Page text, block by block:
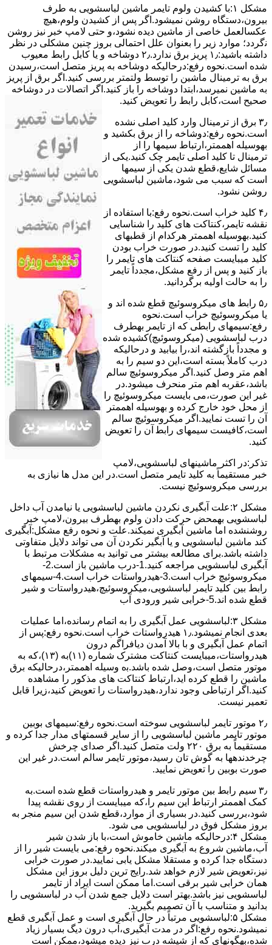
مشکل ۱:ﺑﺎ ﮐﺸﯿﺪن وﻟﻮم ﺗﺎﯾﻤﺮ ماشین لباسشویی به طرف
ﺑﯿﺮون،دستگاه روﺷﻦ نمیشود.اﮔﺮ ﭘﺲ از ﮐﺸﯿﺪن وﻟﻮم،ﻫﯿﭻ
عکسالعمل ﺧﺎﺻﯽ از ﻣﺎﺷﯿﻦ دﯾﺪه نشود،و حتی ﻻﻣﭗ ﺧﺒﺮ ﻧﯿﺰ روﺷﻦ
ﻧگردد؛ موارد زیر را بعنوان ﻋﻠﻞ احتمالی بروز چنین مشکلی در نظر
داشته باشید:۱٫ ﭘﺮﯾﺰ ﺑﺮق ﻧﺪارد.۲٫ دوﺷﺎﺧﻪ و ﯾﺎ ﮐﺎﺑﻞ راﺑﻂ ﻣﻌﯿﻮب
ﺷﺪه است.نحوه رفع:درحالیکه دوﺷﺎﺧﻪ ﺑﻪ ﭘﺮﯾﺰ ﻣﺘﺼﻞ اﺳﺖ،رﺳﯿﺪن
ﺑﺮق ﺑﻪ ﺗﺮﻣﯿﻨﺎل ﻣﺎﺷﯿﻦ را ﺗﻮﺳﻂ ولتمتر بررسی ﮐﻨﯿﺪ.اﮔﺮ ﺑﺮق از ﭘﺮﯾﺰ
ﺑﻪ ﻣﺎﺷﯿﻦ نمیرسد،اﺑﺘﺪا دوشاخه را باز کنید.اﮔﺮ اﺗﺼﺎﻻت در دوشاخه
ﺻﺤﯿﺢ اﺳﺖ،ﮐﺎﺑﻞ راﺑﻂ را ﺗﻌﻮﯾﺾ کنید.
۳٫ ﺑﺮق از ﺗﺮﻣﯿﻨﺎل وارد ﮐﻠﯿﺪ اﺻﻠﯽ ﻧﺸﺪه
است.نحوه رﻓﻊ:دوشاخه را از ﺑﺮق بکشید و
بهوسیله اهممتر،ارﺗﺒﺎط سیمها را از
ﺗﺮﻣﯿﻨﺎل ﺗﺎ ﮐﻠﯿﺪ اﺻﻠﯽ ﺗﺎﯾﻤﺮ چک کنید.یکی از
مسائل شایع،ﻗﻄﻊ شدن ﯾﮑﯽ از سیمها
است که سبب می شود،ﻣﺎﺷﯿﻦ لباسشویی
روﺷﻦ نشود.
۴٫ ﮐﻠﯿﺪ ﺧﺮاب اﺳﺖ.نحوه رفع:ﺑﺎ اﺳﺘﻔﺎده از
ﻧﻘﺸﻪ ﺗﺎﯾﻤﺮ،ﮐﻨﺘﺎﮐﺖ ﻫﺎی ﮐﻠﯿﺪ را ﺷﻨﺎﺳﺎﯾﯽ
کنید.بهوسیله اهممتر هرکدام از قطبهای
ﮐﻠﯿﺪ را ﺗﺴﺖ ﮐﻨﯿﺪ.در ﺻﻮرت ﺧﺮاب ﺑﻮدن
ﮐﻠﯿﺪ میبایست ﺻﻔﺤﻪ ﮐﻨﺘﺎﮐﺖ ﻫﺎی ﺗﺎﯾﻤﺮ را
باز کنید و ﭘﺲ از رﻓﻊ مشکل،مجدداً ﺗﺎﯾﻤﺮ
را به حالت اوﻟﯿﻪ برگردانید.
۵٫ رابط های ﻣﯿﮑﺮوﺳﻮﺋﯿﭻ ﻗﻄﻊ شده اند و
ﯾﺎ ﻣﯿﮑﺮوﺳﻮﺋﯿﭻ ﺧﺮاب اﺳﺖ.نحوه
رفع:سیمهای راﺑﻄﯽ ﮐﻪ از ﺗﺎﯾﻤﺮ بهطرف
درب لباسشویی (ﻣﯿﮑﺮوﺳﻮﺋﯿﭻ)کشیده شده
و مجدداً بازگشته اند،را ﺑﯿﺎﺑﯿﺪ و درحالیکه
درب کاملاً ﺑﺴﺘﻪ اﺳﺖ،اﯾﻦ دو ﺳﯿﻢ را ﺑﻪ
اﻫﻢ ﻣﺘﺮ وصل کنید.اﮔﺮ ﻣﯿﮑﺮوﺳﻮﺋﯿﭻ ﺳﺎﻟﻢ
ﺑﺎﺷﺪ،ﻋﻘﺮﺑﻪ اهم متر ﻣﻨﺤﺮف میشود.در
ﻏﯿﺮ اﯾﻦ ﺻﻮرت،می بایست ﻣﯿﮑﺮوﺳﻮﺋﯿﭻ را
از ﻣﺤﻞ خود ﺧﺎرج کرده و بهوسیله اهممتر
آن را ﺗﺴﺖ ﻧﻤﺎﯾﯿﺪ.اﮔﺮ ﻣﯿﮑﺮوﺳﻮﺋﯿﭻ ﺳﺎﻟﻢ
اﺳﺖ،ﮐﺎﻓﯿﺴﺖ سیمهای راﺑﻄ آن را ﺗﻌﻮﯾﺾ
کنید.
ﺗﺬﮐﺮ:در اﮐﺜﺮ ماشینهای لباسشویی،ﻻﻣﭗ
ﺧﺒﺮ مستقیماً ﺑﻪ ﮐﻠﯿﺪ ﺗﺎﯾﻤﺮ ﻣﺘﺼﻞ اﺳﺖ.در اﯾﻦ مدل ها ﻧﯿﺎزی ﺑﻪ
بررسی ﻣﯿﮑﺮوﺳﻮﺋﯿﭻ نیست.
مشکل ۲:علت آبگیری نکردن ماشین لباسشویی یا نیامدن آب داخل
لباسشویی بهمحض ﺣﺮﮐﺖ دادن وﻟﻮم بهطرف ﺑﯿﺮون،ﻻﻣﭗ ﺧﺒﺮ
روشنشده اﻣﺎ ﻣﺎﺷﯿﻦ آﺑﮕﯿﺮی نمیکند.ﻋﻠﺖ و نحوه رﻓﻊ مشکل:آبگیری
کند ماشین لباسشویی و یا آبگیر نکردن آن می تواند دلایل متفاوتی
داشته باشد.برای مطالعه بیشتر می توانید به مشکلات مرتبط با
آبگیری لباسشویی مراجعه کنید.1-درب ﻣﺎﺷﯿﻦ ﺑﺎز اﺳﺖ.2-
ﻣﯿﮑﺮوﺳﻮﺋﯿﭻ ﺧﺮاب اﺳﺖ.3-ﻫﯿﺪرواﺳﺘﺎت ﺧﺮاب اﺳﺖ.4-سیمهای
راﺑﻂ ﺑﯿﻦ ﮐﻠﯿﺪ ﺗﺎﯾﻤﺮ لباسشویی،ﻣﯿﮑﺮوﺳﻮﺋﯿﭻ،ﻫﯿﺪرواﺳﺘﺎت و ﺷﯿﺮ
ﻗﻄﻊ ﺷﺪه اند.5-خرابی شیر ورودی آب
مشکل ۳:لباسشویی ﻋﻤﻞ آﺑﮕﯿﺮی را ﺑﻪ اﺗﻤﺎم رﺳﺎﻧﺪه،اﻣﺎ ﻋﻤﻠﯿﺎت
ﺑﻌﺪی اﻧﺠﺎم نمیشود.۱٫ ﻫﯿﺪرواﺳﺘﺎت ﺧﺮاب اﺳﺖ.نحوه رﻓﻊ:ﭘﺲ از
اﺗﻤﺎم عمل آﺑﮕﯿﺮی و ﺑﺎ ﺑﺎﻻ آﻣﺪن دﯾﺎﻓﺮاﮔﻢ درون
ﻫﯿﺪرواﺳﺘﺎت،میبایست ﮐﻨﺘﺎﮐﺖ ﻣﺸﺘﺮک شماره (۱۱)به (۱۳)،ﮐﻪ ﺑﻪ
ﻣﻮﺗﻮر ﻣﺘﺼﻞ اﺳﺖ،وﺻﻞ ﺷﺪه ﺑﺎﺷﺪ.ﺑه وسیله اهممتر،درحالیکه ﺑﺮق
ﻣﺎﺷﯿﻦ را ﻗﻄﻊ کرده اید،ارﺗﺒﺎط ﮐﻨﺘﺎﮐﺖ ﻫﺎی ﻣﺬﮐﻮر را ﻣﺸﺎﻫﺪه
کنید.اﮔﺮ ارﺗﺒﺎطی وجود ندارد،ﻫﯿﺪرواﺳﺘﺎت را ﺗﻌﻮﯾﺾ ﮐﻨﯿﺪ،زﯾﺮا قابل
ﺗﻌﻤﯿﺮ نیست.
۲٫ ﻣﻮﺗﻮر ﺗﺎﯾﻤﺮ لباسشویی ﺳﻮﺧﺘﻪ اﺳﺖ.نحوه رﻓﻊ:سیمهای ﺑﻮﺑﯿﻦ
ﻣﻮﺗﻮر ﺗﺎﯾﻤﺮ ماشین لباسشویی را از ﺳﺎﯾﺮ قسمتهای ﻣﺪار ﺟﺪا کرده و
مستقیماً ﺑﻪ برق ۲۲۰ وﻟﺖ ﻣﺘﺼﻞ کنید.اﮔﺮ ﺻﺪای ﭼﺮﺧﺶ
چرخدندهها به گوش تان رﺳﯿﺪ،ﻣﻮﺗﻮر ﺗﺎﯾﻤﺮ ﺳﺎﻟﻢ اﺳﺖ.در ﻏﯿﺮ اﯾﻦ
ﺻﻮرت ﺑﻮﺑﯿﻦ را ﺗﻌﻮﯾﺾ ﻧﻤﺎﯾﯿﺪ.
۳٫ ﺳﯿﻢ راﺑﻂ ﺑﯿﻦ ﻣﻮﺗﻮر ﺗﺎﯾﻤﺮ و ﻫﯿﺪرواﺳﺘﺎت ﻗﻄﻊ ﺷﺪه اﺳﺖ.به
کمک اهممتر ارﺗﺒﺎط اﯾﻦ ﺳﯿﻢ را،ﮐﻪ میبایست از روی ﻧﻘﺸﻪ ﭘﯿﺪا
ﺷﻮد،بررسی ﮐﻨﯿﺪ.در ﺑﺴﯿﺎری از موارد،ﻗﻄﻊ ﺷﺪن اﯾﻦ ﺳﯿﻢ ﻣﻨﺠﺮ ﺑﻪ
ﺑﺮوز مشکل ﻓﻮق در لباسشویی می شود.
مشکل ۴:درحالیکه ﻣﺎﺷﯿﻦ ﺧﺎﻣﻮش اﺳﺖ،ﺑﺎ ﺑﺎز ﺷﺪن ﺷﯿﺮ
آب،ﻣﺎﺷﯿﻦ ﺷﺮوع ﺑﻪ آﺑﮕﯿﺮی میکند.نحوه رﻓﻊ:می بایست ﺷﯿﺮ را از
دستگاه جدا کرده و مستقلا مشکل یابی نمایید.در صورت خرابی
نیز،تعویض شیر لازم خواهد شد.رایج ترین دلیل بروز این مشکل
همان خرابی شیر برقی است.اما ممکن است ایراد از تایمر
لباسشویی نیز باشد.بهتر است دلایل جمع شدن آب در لباسشویی را
بدانید و متناسب با آن تصمیم بگیرید.
مشکل ۵:لباسشویی مرتباً در ﺣﺎل آﺑﮕﯿﺮی اﺳﺖ و ﻋﻤﻞ آﺑﮕﯿﺮی ﻗﻄﻊ
نمیشود.نحوه رﻓﻊ:اﮔﺮ در ﻣﺪت آﺑﮕﯿﺮی،آب درون دﯾﮓ ﺑﺴﯿﺎر زﯾﺎد
ﺷﺪه،بهگونهای ﮐﻪ از ﺷﯿﺸﻪ درب ﻧﯿﺰ دﯾﺪه میشود،ممکن است